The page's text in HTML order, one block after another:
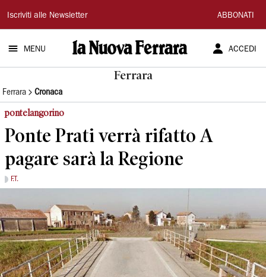
La
Nuova
Ferrara
Iscriviti alle Newsletter ABBONATI
MENU ACCEDI
Ferrara
Ferrara Cronaca
pontelangorino
Ponte Prati verrà rifatto A
pagare sarà la Regione
F.T.